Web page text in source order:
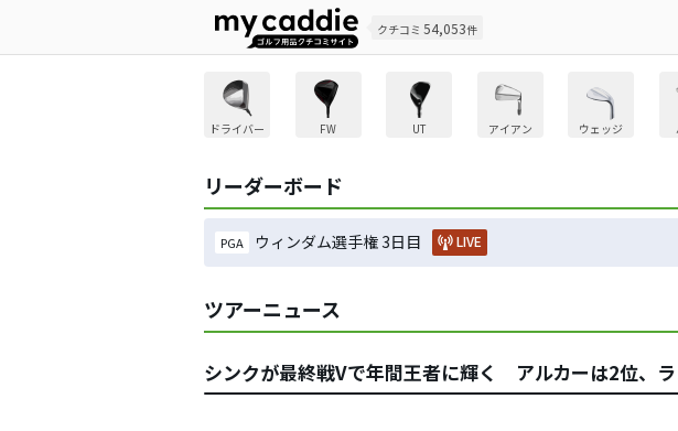
クチコミ 54,053件
ドライバー FW UT アイアン ウェッジ
リーダーボード
PGA ウィンダム選手権 3日目 LIVE
ツアーニュース
シンクが最終戦Vで年間王者に輝く アルカーは2位、